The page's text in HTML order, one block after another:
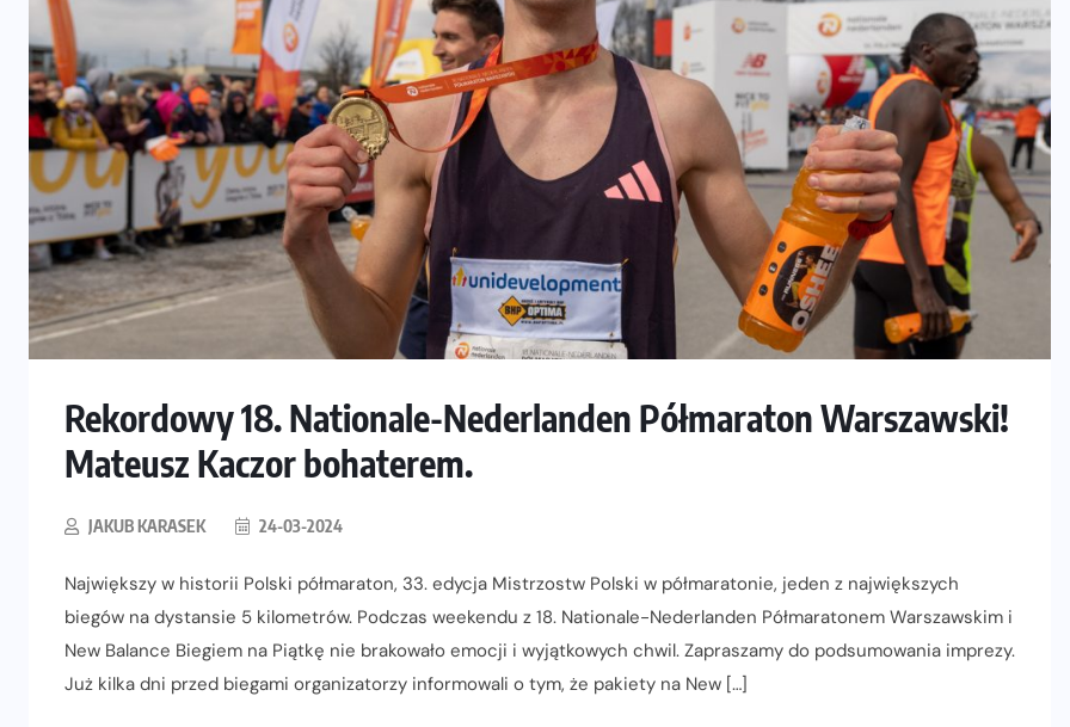
Rekordowy 18. Nationale-Nederlanden Półmaraton Warszawski!
Mateusz Kaczor bohaterem.
JAKUB KARASEK 24-03-2024
Największy w historii Polski półmaraton, 33. edycja Mistrzostw Polski w półmaratonie, jeden z największych
biegów na dystansie 5 kilometrów. Podczas weekendu z 18. Nationale-Nederlanden Półmaratonem Warszawskim i
New Balance Biegiem na Piątkę nie brakowało emocji i wyjątkowych chwil. Zapraszamy do podsumowania imprezy.
Już kilka dni przed biegami organizatorzy informowali o tym, że pakiety na New […]